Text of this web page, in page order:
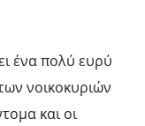
ένα πολύ ευρύ
νοικοκυριών
και οι